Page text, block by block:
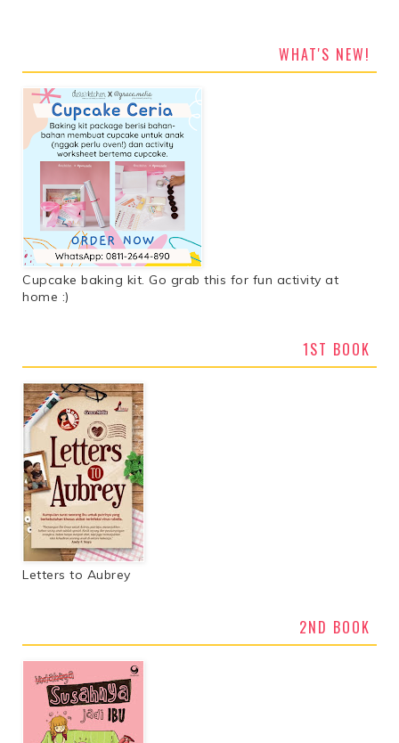
WHAT'S NEW!
Cupcake baking kit. Go grab this for fun activity at
home :)
1ST BOOK
Letters to Aubrey
2ND BOOK